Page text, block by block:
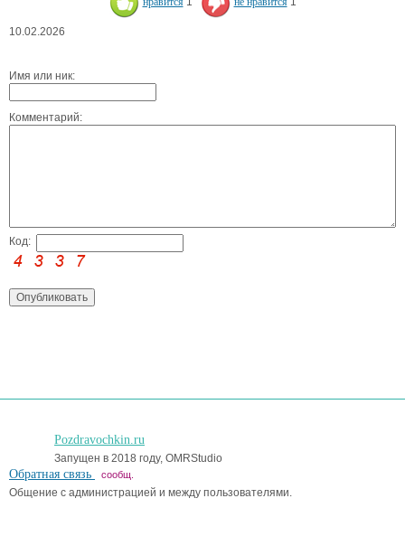
10.02.2026
Имя или ник:
Комментарий:
Код:
Pozdravochkin.ru
Запущен в 2018 году, OMRStudio
Обратная связь сообщ.
Общение с администрацией и между пользователями.